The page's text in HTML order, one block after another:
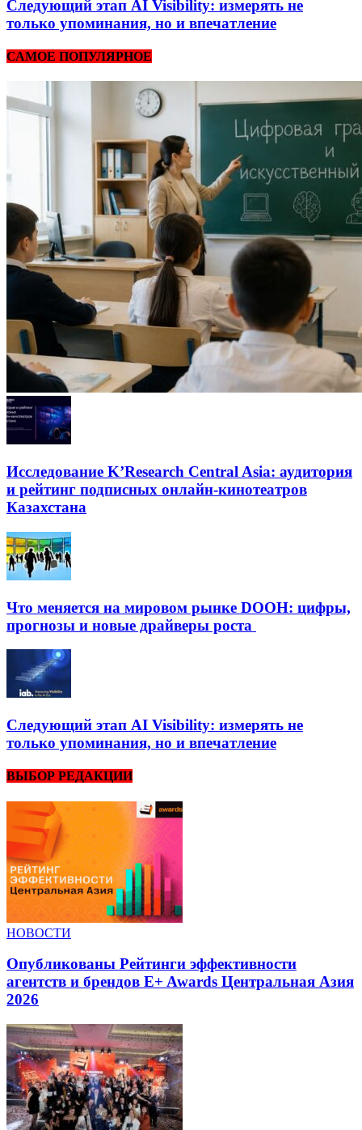
Следующий этап AI Visibility: измерять не
только упоминания, но и впечатление
САМОЕ ПОПУЛЯРНОЕ
Исследование K’Research Central Asia: аудитория
и рейтинг подписных онлайн-кинотеатров
Казахстана
Что меняется на мировом рынке DOOH: цифры,
прогнозы и новые драйверы роста
Следующий этап AI Visibility: измерять не
только упоминания, но и впечатление
ВЫБОР РЕДАКЦИИ
НОВОСТИ
Опубликованы Рейтинги эффективности
агентств и брендов E+ Awards Центральная Азия
2026